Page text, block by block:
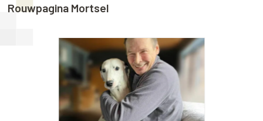
Rouwpagina Mortsel